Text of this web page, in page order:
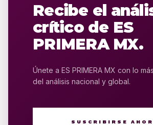
Recibe el
crítico de ES
PRIMERA MX.
Únete a ES PRIMERA MX con lo
del análisis nacional y global.
SUSCRIBIRSE